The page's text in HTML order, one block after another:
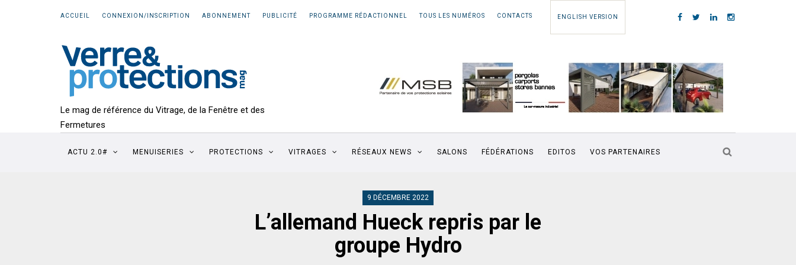
ACCUEIL CONNEXION/INSCRIPTION ABONNEMENT PUBLICITÉ PROGRAMME RÉDACTIONNEL TOUS LES NUMÉROS CONTACTS ENGLISH VERSION
Le mag de référence du Vitrage, de la Fenêtre et des
Fermetures
ACTU 2.0# MENUISERIES PROTECTIONS VITRAGES RÉSEAUX NEWS SALONS FÉDÉRATIONS EDITOS VOS PARTENAIRES
9 DÉCEMBRE 2022
L’allemand Hueck repris par le
groupe Hydro